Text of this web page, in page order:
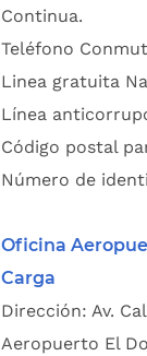
Continua.
Teléfono
Linea gratuita
Línea
Código postal
Número de
Oficina
Carga
Dirección: Av.
Aeropuerto El